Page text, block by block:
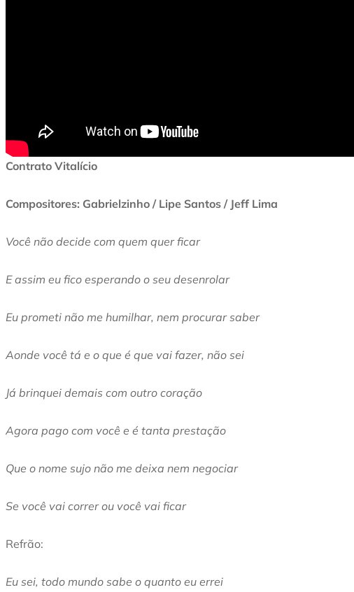
Contrato Vitalício
Compositores: Gabrielzinho / Lipe Santos / Jeff Lima
Você não decide com quem quer ficar
E assim eu fico esperando o seu desenrolar
Eu prometi não me humilhar, nem procurar saber
Aonde você tá e o que é que vai fazer, não sei
Já brinquei demais com outro coração
Agora pago com você e é tanta prestação
Que o nome sujo não me deixa nem negociar
Se você vai correr ou você vai ficar
Refrão:
Eu sei, todo mundo sabe o quanto eu errei